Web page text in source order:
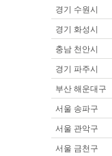
경기 수원시
경기 화성시
충남 천안시
경기 파주시
부산 해운대구
서울 송파구
서울 관악구
서울 금천구